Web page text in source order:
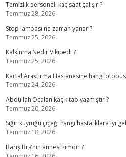
Temizlik personeli kaç saat çalışır ?
Temmuz 28, 2026
Stop lambası ne zaman yanar ?
Temmuz 25, 2026
Kalkınma Nedir Vikipedi ?
Temmuz 25, 2026
Kartal Araştırma Hastanesine hangi
Temmuz 24, 2026
Abdullah Öcalan kaç kitap yazmıştır ?
Temmuz 20, 2026
Sığır kuyruğu çiçeği hangi hastalıklara iyi
Temmuz 18, 2026
Barış Bra’nın annesi kimdir ?